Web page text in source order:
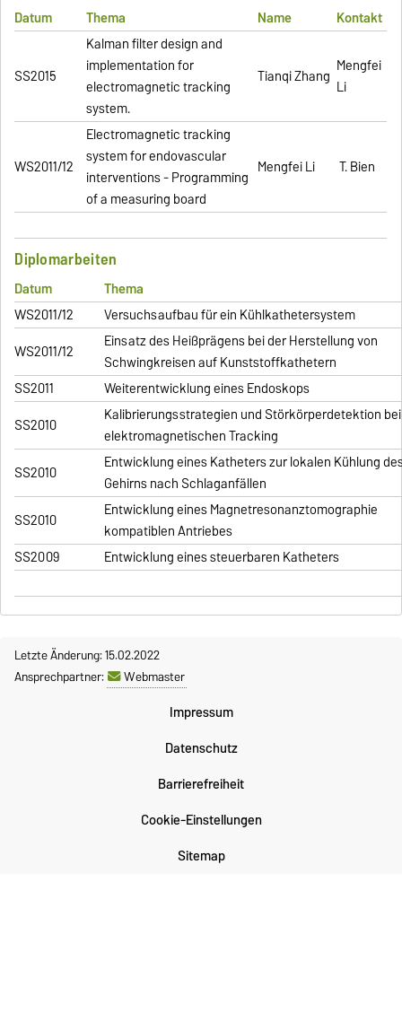
Datum Thema Name Kontakt
SS2015
Kalman filter design and
implementation for
electromagnetic tracking
system.
Tianqi Zhang Mengfei
Li
WS2011/12
Electromagnetic tracking
system for endovascular
interventions - Programming
of a measuring board
Mengfei Li T. Bien
Diplomarbeiten
Datum
Thema
WS2011/12
Versuchsaufbau für ein Kühlkathetersystem
WS2011/12
Einsatz des Heißprägens bei der Herstellung von
Schwingkreisen auf Kunststoffkathetern
SS2011
Weiterentwicklung eines Endoskops
SS2010
Kalibrierungsstrategien und Störkörperdetektion
elektromagnetischen Tracking
SS2010
Entwicklung eines Katheters zur lokalen Kühlung
Gehirns nach Schlaganfällen
SS2010
Entwicklung eines Magnetresonanztomographie
kompatiblen Antriebes
SS2009
Entwicklung eines steuerbaren Katheters
Letzte Änderung: 15.02.2022
Ansprechpartner:
Webmaster
Impressum
Datenschutz
Barrierefreiheit
Cookie-Einstellungen
Sitemap